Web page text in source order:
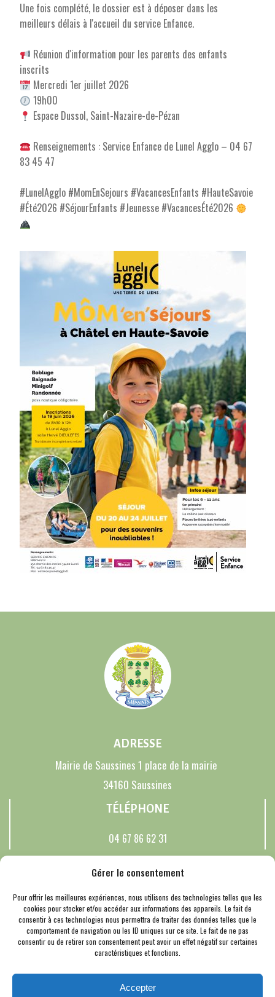
Gérer le consentement
Pour offrir les meilleures expériences, nous utilisons des technologies telles que les
cookies pour stocker et/ou accéder aux informations des appareils. Le fait de
consentir à ces technologies nous permettra de traiter des données telles que le
comportement de navigation ou les ID uniques sur ce site. Le fait de ne pas
consentir ou de retirer son consentement peut avoir un effet négatif sur certaines
caractéristiques et fonctions.
Accepter
Une fois complété, le dossier est à déposer dans les
meilleurs délais à l'accueil du service Enfance.
Réunion d'information pour les parents des enfants
inscrits
Mercredi 1er juillet 2026
19h00
Espace Dussol, Saint-Nazaire-de-Pézan
Renseignements : Service Enfance de Lunel Agglo – 04 67
83 45 47
#LunelAgglo #MomEnSejours #VacancesEnfants #HauteSavoie
#Été2026 #SéjourEnfants #Jeunesse #VacancesÉté2026
ADRESSE
Mairie de Saussines 1 place de la mairie
34160 Saussines
TÉLÉPHONE
04 67 86 62 31
© 2026 Saussines. Un service proposé parComm'un Site
Mentions Légales
Politique des cookies